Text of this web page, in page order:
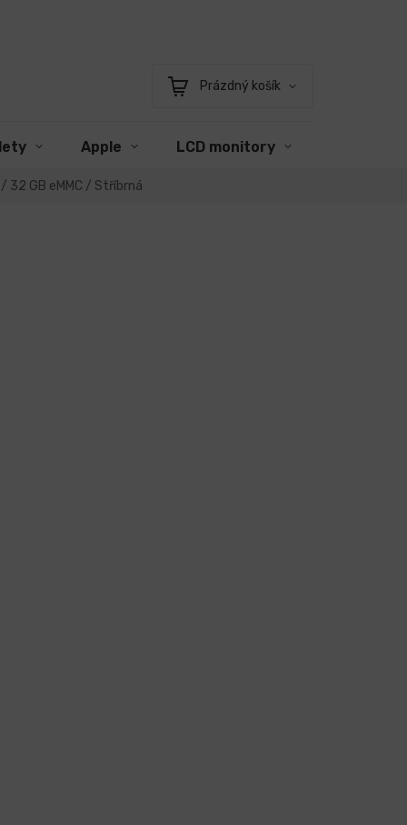
Nákupní
Prázdný košík
Apple LCD monitory
32 GB eMMC / Stříbrná